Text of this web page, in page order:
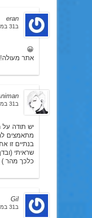
eran
ב31 במרץ 2016
😀
אתר
ב31 במרץ 2016
יש תודה
מתאמצים
בנתיים זו
שראיתי
כלכך מהר )
Gil
ב31 במרץ 2016